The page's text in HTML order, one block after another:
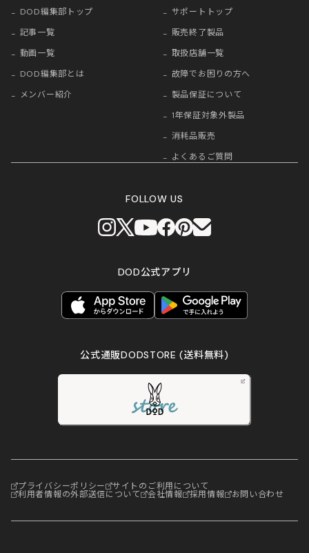
DOD編集部トップ
記事一覧
動画一覧
DOD編集部とは
メンバー紹介
サポートトップ
販売終了製品
取扱店舗一覧
故障でお困りの方へ
製品保証について
1年保証対象外製品
消耗品販売
よくあるご質問
FOLLOW US
DOD公式アプリ
公式通販DODSTORE(送料無料)
プライバシーポリシー サイトのご利用について
利用者情報の外部送信について 会社情報 採用情報 お問い合わせ